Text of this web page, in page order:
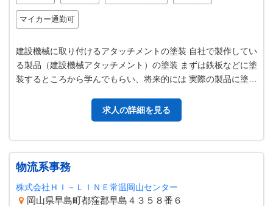
マイカー通勤可
建設機械に取り付けるアタッチメントの塗装 自社で製作してい
る製品（建設機械アタッチメント）の塗装 まずは鉄板などに塗
装するところから学んでもらい、将来的には 実際の製品に塗装
求人の詳細を見る
物流系事務
株式会社ＨＩ－ＬＩＮＥ常温岡山センター
岡山県早島町都窪郡早島４３５８番６